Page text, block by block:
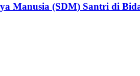
Manusia (SDM) Santri di